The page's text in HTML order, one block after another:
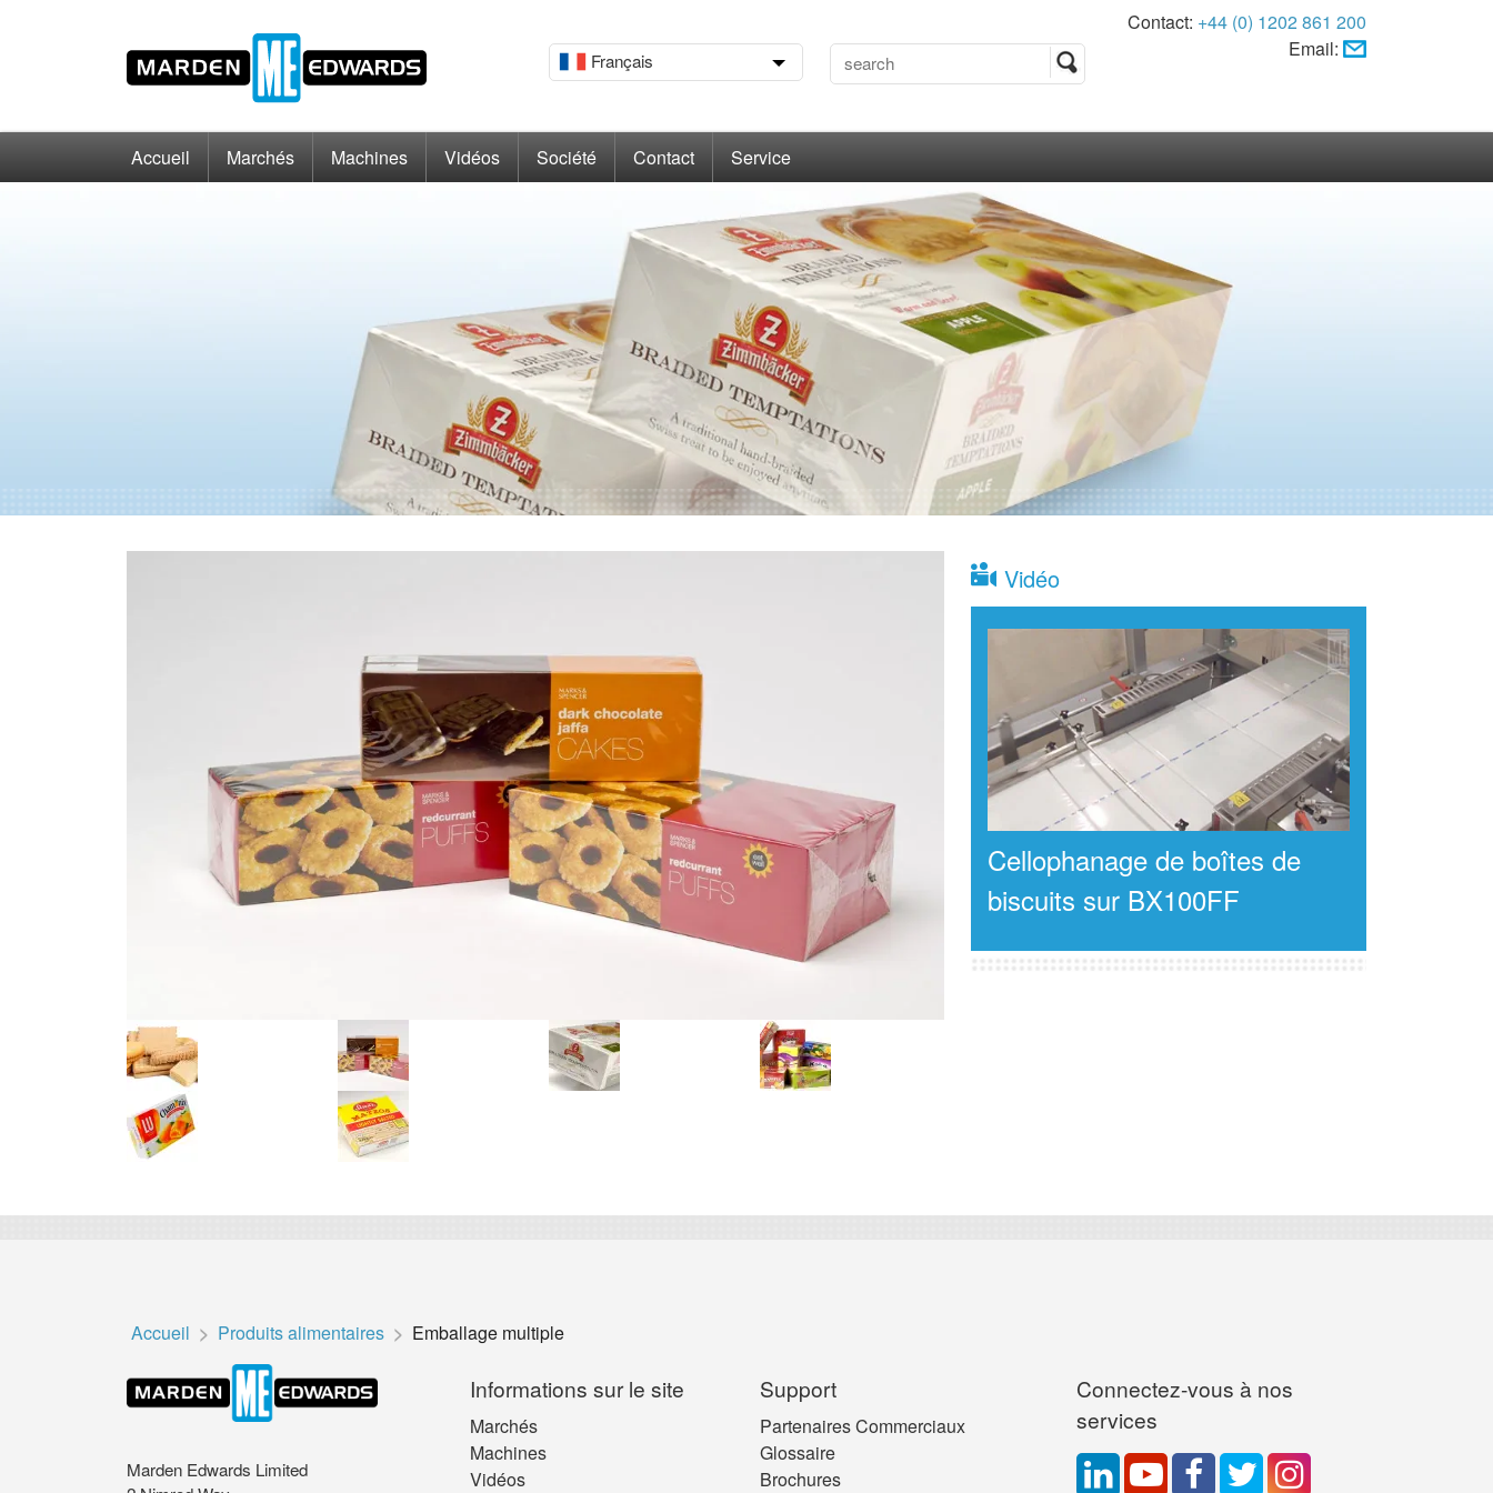
Français
Contact: +44 (0) 1202 861 200
Email:
Accueil Marchés Machines Vidéos Société Contact Service
Vidéo
Cellophanage de boîtes de
biscuits sur BX100FF
Accueil Produits alimentaires Emballage multiple
Marden Edwards Limited
‫Informations sur le site
Marchés
Machines
Vidéos
Support
Partenaires Commerciaux
Glossaire
Brochures
Connectez-vous à nos
services